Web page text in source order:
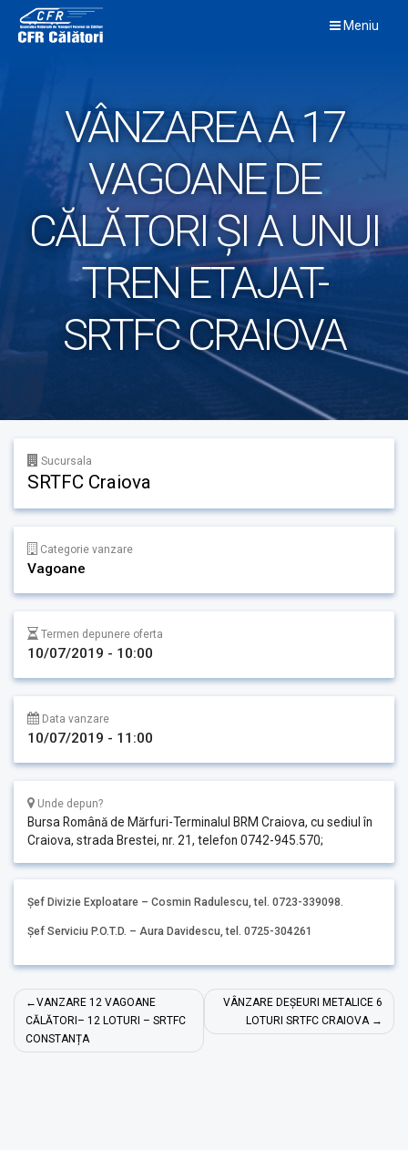
content
Meniu
VÂNZAREA A 17
VAGOANE DE
CĂLĂTORI ȘI A UNUI
TREN ETAJAT-
SRTFC CRAIOVA
Sucursala
SRTFC Craiova
Categorie vanzare
Vagoane
Termen depunere oferta
10/07/2019 - 10:00
Data vanzare
10/07/2019 - 11:00
Unde depun?
Bursa Română de Mărfuri-Terminalul BRM Craiova, cu sediul în
Craiova, strada Brestei, nr. 21, telefon 0742-945.570;
Șef Divizie Exploatare – Cosmin Radulescu, tel. 0723-339098.
Șef Serviciu P.O.T.D. – Aura Davidescu, tel. 0725-304261
Navigare
în
articole
VANZARE 12 VAGOANE
CĂLĂTORI– 12 LOTURI – SRTFC
CONSTANȚA
VÂNZARE DEȘEURI METALICE 6
LOTURI SRTFC CRAIOVA